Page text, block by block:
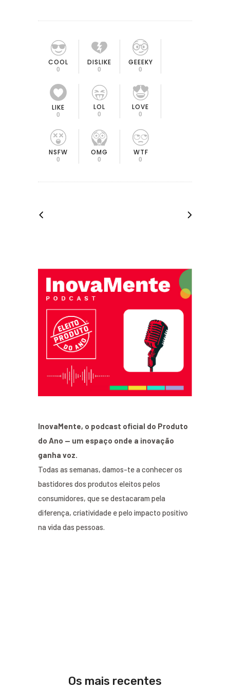
COOL
0
DISLIKE
0
GEEEKY
0
LIKE
0
LOL
0
LOVE
0
NSFW
0
OMG
0
WTF
0
InovaMente, o podcast oficial do Produto
do Ano — um espaço onde a inovação
ganha voz.
Todas as semanas, damos-te a conhecer os
bastidores dos produtos eleitos pelos
consumidores, que se destacaram pela
diferença, criatividade e pelo impacto positivo
na vida das pessoas.
Os mais recentes